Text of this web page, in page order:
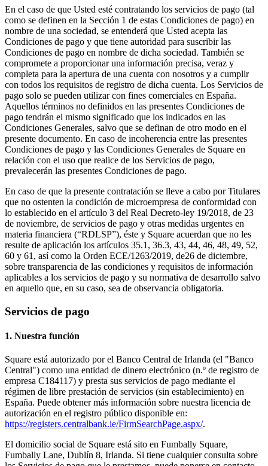
Estética y cuidado personal
Servicios
Todos los tipos de actividad
Productos
Pagos
Clientes
Personal
Desarrolladores
Square Register
Square Terminal
Square Stand
Square Kiosk
Square Handheld
Todos los dispositivos
Recursos
Centro de aplicaciones
Blog
Opiniones de negocios
Registro de funciones
En el caso de que Usted esté contratando los servicios de pago (tal
como se definen en la Sección 1 de estas Condiciones de pago) en
nombre de una sociedad, se entenderá que Usted acepta las
Condiciones de pago y que tiene autoridad para suscribir las
Condiciones de pago en nombre de dicha sociedad. También se
compromete a proporcionar una información precisa, veraz y
completa para la apertura de una cuenta con nosotros y a cumplir
con todos los requisitos de registro de dicha cuenta. Los Servicios de
pago solo se pueden utilizar con fines comerciales en España.
Aquellos términos no definidos en las presentes Condiciones de
pago tendrán el mismo significado que los indicados en las
Condiciones Generales, salvo que se definan de otro modo en el
presente documento. En caso de incoherencia entre las presentes
Condiciones de pago y las Condiciones Generales de Square en
relación con el uso que realice de los Servicios de pago,
prevalecerán las presentes Condiciones de pago.
En caso de que la presente contratación se lleve a cabo por Titulares
que no ostenten la condición de microempresa de conformidad con
lo establecido en el artículo 3 del Real Decreto-ley 19/2018, de 23
de noviembre, de servicios de pago y otras medidas urgentes en
materia financiera (“RDLSP”), éste y Square acuerdan que no les
resulte de aplicación los artículos 35.1, 36.3, 43, 44, 46, 48, 49, 52,
60 y 61, así como la Orden ECE/1263/2019, de26 de diciembre,
sobre transparencia de las condiciones y requisitos de información
aplicables a los servicios de pago y su normativa de desarrollo salvo
en aquello que, en su caso, sea de observancia obligatoria.
Servicios de pago
1. Nuestra función
Square está autorizado por el Banco Central de Irlanda (el "Banco
Central") como una entidad de dinero electrónico (n.º de registro de
empresa C184117) y presta sus servicios de pago mediante el
régimen de libre prestación de servicios (sin establecimiento) en
España. Puede obtener más información sobre nuestra licencia de
autorización en el registro público disponible en:
https://registers.centralbank.ie/FirmSearchPage.aspx/.
El domicilio social de Square está sito en Fumbally Square,
Fumbally Lane, Dublín 8, Irlanda. Si tiene cualquier consulta sobre